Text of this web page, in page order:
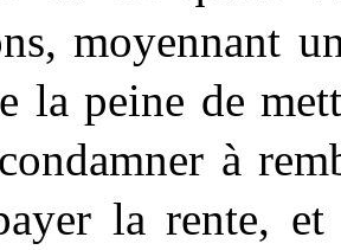
moyennant
la peine de
à
la rente,